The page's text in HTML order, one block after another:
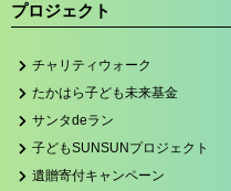
プロジェクト
チャリティウォーク
たかはら子ども未来基金
サンタdeラン
子どもSUNSUNプロジェクト
遺贈寄付キャンペーン